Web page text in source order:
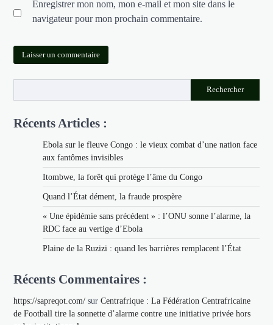
Enregistrer mon nom, mon e-mail et mon site dans le
navigateur pour mon prochain commentaire.
Rechercher
Récents Articles :
Ebola sur le fleuve Congo : le vieux combat d’une nation face
aux fantômes invisibles
Itombwe, la forêt qui protège l’âme du Congo
Quand l’État dément, la fraude prospère
« Une épidémie sans précédent » : l’ONU sonne l’alarme, la
RDC face au vertige d’Ebola
Plaine de la Ruzizi : quand les barrières remplacent l’État
Récents Commentaires :
https://sapreqot.com/ surCentrafrique : La Fédération Centrafricaine
de Football tire la sonnette d’alarme contre une initiative privée hors